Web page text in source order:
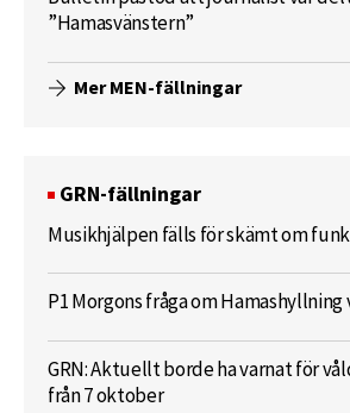
”Hamasvänstern”
Mer MEN-fällningar
GRN-fällningar
Musikhjälpen fälls för skämt om
P1 Morgons fråga om Hamashyllning
GRN: Aktuellt borde ha varnat för
från 7 oktober